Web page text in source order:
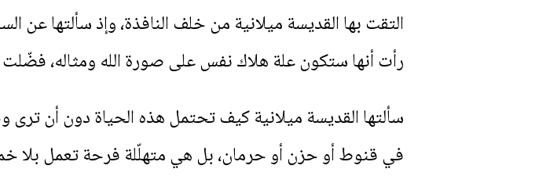
التقت بها القديسة ميلانية من خلف النافذة، وإذ سألتها عن
رأت أنها ستكون علة هلاك نفس على صورة الله ومثاله،
سألتها القديسة ميلانية كيف تحتمل هذه الحياة دون أن
في قنوط أو حزن أو حرمان، بل هي متهلّلة فرحة تعمل بلا